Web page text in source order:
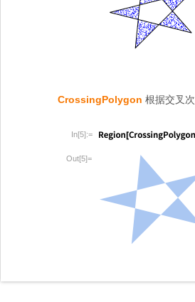
CrossingPolygon 根据交叉
In[5]:=
Out[5]=